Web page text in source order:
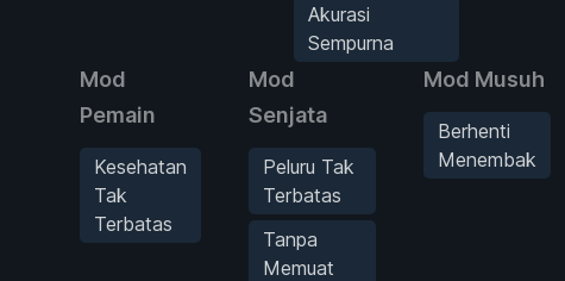
Akurasi
Sempurna
Mod
Pemain
Kesehatan
Tak
Terbatas
Mod
Senjata
Peluru Tak
Terbatas
Tanpa
Memuat
Mod Musuh
Berhenti
Menembak